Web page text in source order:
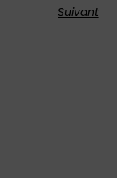
Suivant